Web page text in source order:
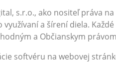
s.r.o., ako nositeľ práva
využívaní a šírení diela.
a Občianskym
softvéru na webovej